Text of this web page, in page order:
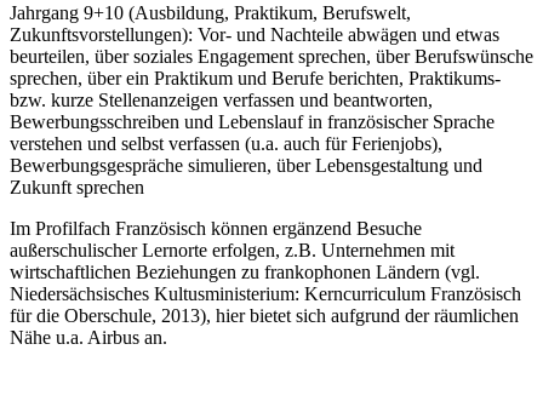
Jahrgang 9+10 (Ausbildung, Praktikum, Berufswelt,
Zukunftsvorstellungen): Vor- und Nachteile abwägen und etwas
beurteilen, über soziales Engagement sprechen, über Berufswünsche
sprechen, über ein Praktikum und Berufe berichten, Praktikums-
bzw. kurze Stellenanzeigen verfassen und beantworten,
Bewerbungsschreiben und Lebenslauf in französischer Sprache
verstehen und selbst verfassen (u.a. auch für Ferienjobs),
Bewerbungsgespräche simulieren, über Lebensgestaltung und
Zukunft sprechen
Im Profilfach Französisch können ergänzend Besuche
außerschulischer Lernorte erfolgen, z.B. Unternehmen mit
wirtschaftlichen Beziehungen zu frankophonen Ländern (vgl.
Niedersächsisches Kultusministerium: Kerncurriculum Französisch
für die Oberschule, 2013), hier bietet sich aufgrund der räumlichen
Nähe u.a. Airbus an.